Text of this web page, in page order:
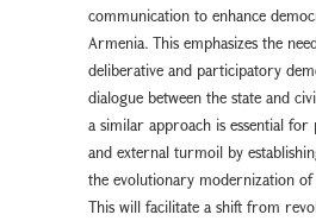
communication to enhance
Armenia. This emphasizes the
deliberative and participatory
dialogue between the state and
a similar approach is essential
and external turmoil by
the evolutionary modernization
This will facilitate a shift from